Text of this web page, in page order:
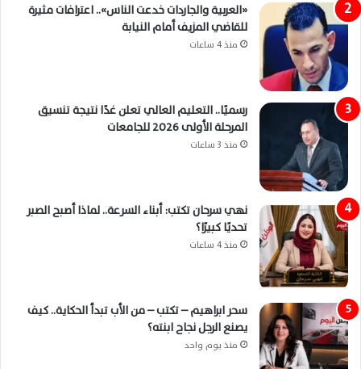
«العربية والجاردات خدعت الناس».. اعترافات مثيرة
للقاضي المزيف أمام النيابة
منذ 4 ساعات
رسميًا.. التعليم العالي تعلن غدًا نتيجة تنسيق
المرحلة الأولى 2026 للجامعات
منذ 3 ساعات
نهي سرحان تكتب: أبناء السرعة.. لماذا أصبح الصبر
تحديًا كبيرًا؟
منذ 4 ساعات
سحر ابراهيم – تكتب – من الأب تبدأ الحكاية.. كيف
يصنع الرجل نجاح ابنته؟
منذ يوم واحد